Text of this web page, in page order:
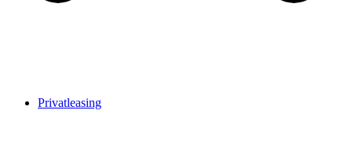
Privatleasing